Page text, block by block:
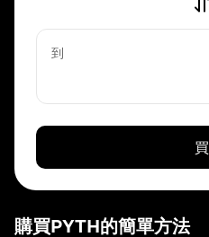
購買PYTH的簡單方法
到
買